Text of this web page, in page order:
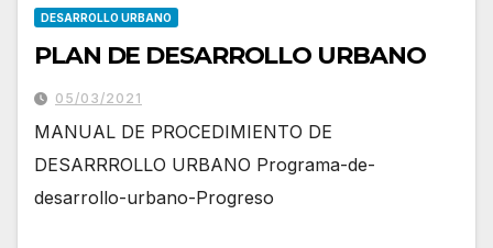
DESARROLLO URBANO
PLAN DE DESARROLLO URBANO
05/03/2021
MANUAL DE PROCEDIMIENTO DE
DESARRROLLO URBANO Programa-de-
desarrollo-urbano-Progreso